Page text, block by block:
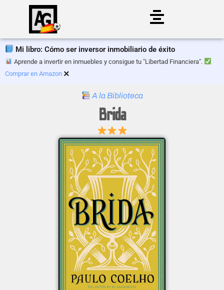
al
contenido
Mi libro: Cómo ser inversor inmobiliario de éxito
Aprende a invertir en inmuebles y consigue tu "Libertad Financiera".
Comprar en Amazon ×
A la Biblioteca
Brida